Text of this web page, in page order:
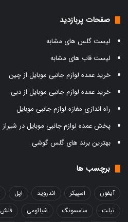
صفحات پربازدید
لیست گلس های مشابه
لیست قاب های مشابه
خرید عمده لوازم جانبی موبایل از چین
خرید عمده لوازم جانبی موبایل از دبی
راه اندازی مغازه لوازم جانبی موبایل
پخش عمده لوازم جانبی موبایل در شیراز
بهترین برند های گلس گوشی
برچسب ها
آیفون اسپیکر اندروید اپل
تبلت
سامسونگ شیائومی فلش